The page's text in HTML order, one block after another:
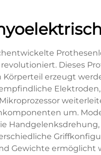
Dieses
erzeugt
um.
Gewichte